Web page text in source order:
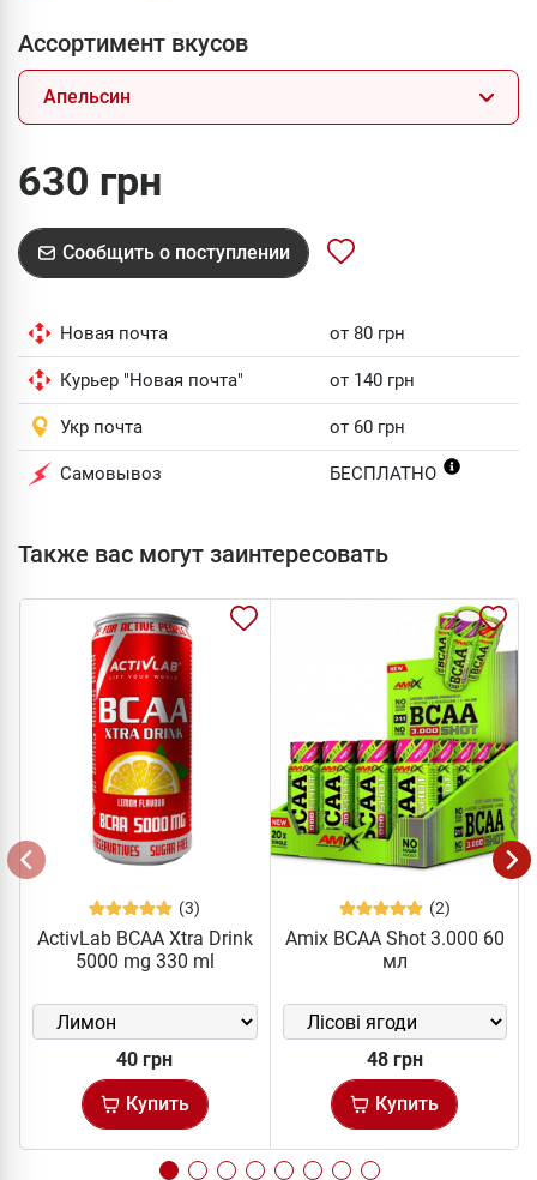
Ассортимент вкусов
Апельсин
630 грн
Сообщить о поступлении
Новая почта от 80 грн
Курьер "Новая почта" от 140 грн
Укр почта от 60 грн
Самовывоз БЕСПЛАТНО
Также вас могут заинтересовать
(3)
ActivLab BCAA Xtra Drink
5000 mg 330 ml
40 грн
Купить
(2)
Amix BCAA Shot 3.000 60
мл
48 грн
Купить